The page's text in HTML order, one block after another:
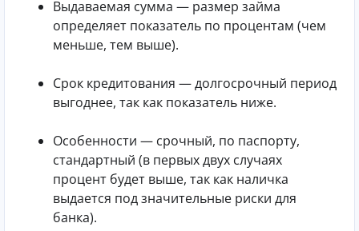
Выдаваемая сумма — размер займа
определяет показатель по процентам (чем
меньше, тем выше).
Срок кредитования — долгосрочный период
выгоднее, так как показатель ниже.
Особенности — срочный, по паспорту,
стандартный (в первых двух случаях
процент будет выше, так как наличка
выдается под значительные риски для
банка).